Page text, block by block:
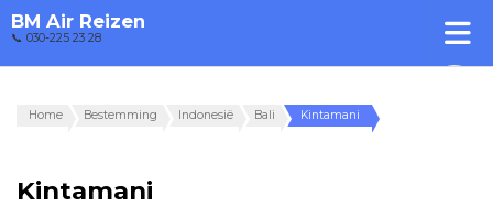
BM Air Reizen
📞 030-225 23 28
Home Bestemming Indonesië Bali Kintamani
Kintamani